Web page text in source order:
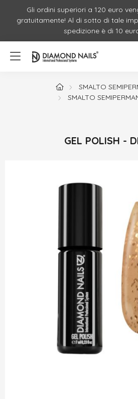
Gli ordini superiori a 120 euro
gratuitamente! Al di sotto di tale
spedizione è di 10
SMALTO
SMALTO
GEL POLISH -